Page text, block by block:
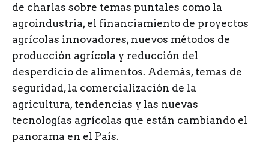
de charlas sobre temas puntales como la
agroindustria, el financiamiento de proyectos
agrícolas innovadores, nuevos métodos de
producción agrícola y reducción del
desperdicio de alimentos. Además, temas de
seguridad, la comercialización de la
agricultura, tendencias y las nuevas
tecnologías agrícolas que están cambiando el
panorama en el País.